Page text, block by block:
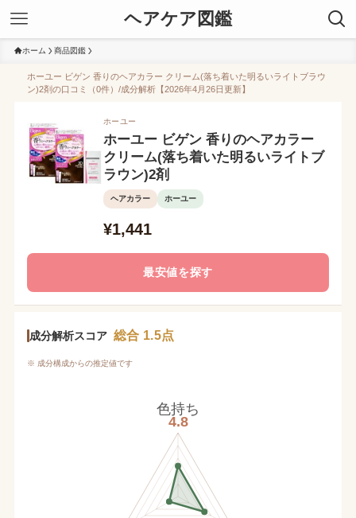
ヘアケア図鑑
ホーム 商品図鑑
ホーユー ビゲン 香りのヘアカラー クリーム(落ち着いた明るいライトブラウ
ン)2剤の口コミ（0件）/成分解析【2026年4月26日更新】
ホーユー
ホーユー ビゲン 香りのヘアカラー
クリーム(落ち着いた明るいライトブ
ラウン)2剤
ヘアカラー ホーユー
¥1,441
最安値を探す
成分解析スコア 総合 1.5点
※ 成分構成からの推定値です
色持ち
4.8